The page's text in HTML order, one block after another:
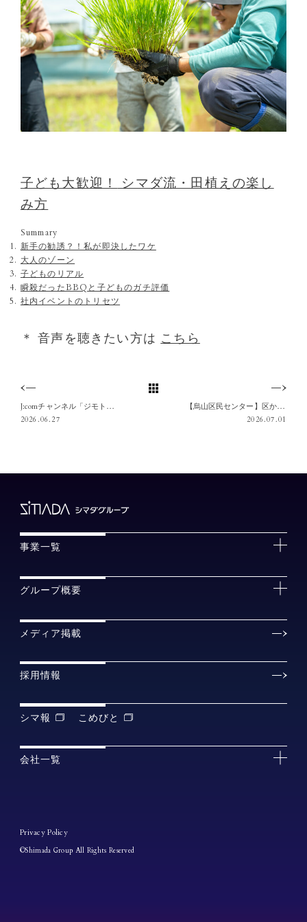
子ども大歓迎！シマダ流・田植えの楽し
み方
Summary
新手の勧誘？！私が即決したワケ
大人のゾーン
子どものリアル
瞬殺だったBBQと子どものガチ評価
社内イベントのトリセツ
＊ 音声を聴きたい方はこちら
J:comチャンネル「ジモトトピックス（世田谷・調布エリア）」にてシマダハウス創業者による千歳烏山・仙川への「温湿度表示付時計台」個別寄贈プロジェクトが紹介されました。
2026.06.27
【烏山区民センター】区からのお知らせとして、シマダハウス創業者による千歳烏山・仙川への個別寄贈プロジェクト「温湿度表示付時計台」設置について掲載頂きました。
2026.07.01
事業一覧
グループ概要
メディア掲載
採用情報
シマ報 こめびと
会社一覧
Privacy Policy
©Shimada Group All Rights Reserved